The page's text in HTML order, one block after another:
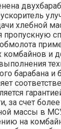
хлебной
комбайнов и
барабана и
за счет
массы в
на